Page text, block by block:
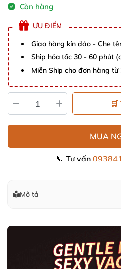
Còn hàng
ƯU ĐIỂM
Giao hàng kín đáo - Che
Ship hỏa tốc 30 - 60 phút
Miễn Ship cho đơn hàng từ
🛒
MUA
📞 Tư vấn
Mô tả